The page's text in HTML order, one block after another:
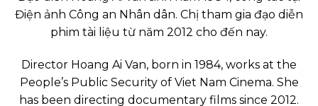
Điện ảnh Công an Nhân dân. Chị tham gia đạo diễn
phim tài liệu từ năm 2012 cho đến nay.
Director Hoang Ai Van, born in 1984, works at the
People’s Public Security of Viet Nam Cinema. She
has been directing documentary films since 2012.